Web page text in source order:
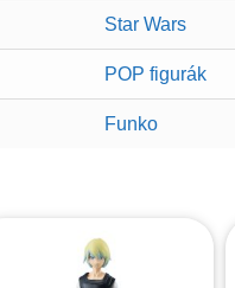
Star Wars
POP figurák
Funko